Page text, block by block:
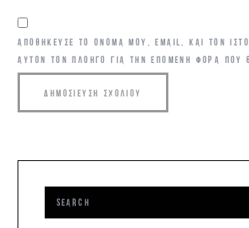
ΑΠΟΘΉΚΕΥΣΕ ΤΟ ΌΝΟΜΆ ΜΟΥ, EMAIL, ΚΑΙ ΤΟΝ
ΑΥΤΌΝ ΤΟΝ ΠΛΟΗΓΌ ΓΙΑ ΤΗΝ ΕΠΌΜΕΝΗ ΦΟΡΆ ΠΟΥ